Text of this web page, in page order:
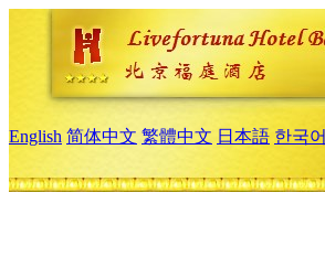
English 简体中文 繁體中文 日本語 한국어